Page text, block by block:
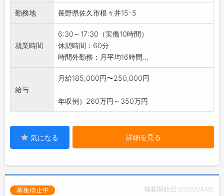
安心！
【資格取得サポートあり】
・免許をお持ちでない方は、入社後に会社負担
で取得可能なのでご安心ください♪
【うれしい週4日勤務♪（土日＋平日1日休
み）】
め、無理なく働ける勤務スタイルです。
・日常生活で使われる製品づくりに携われる、
【企業について】
◇社会に貢献する企業活動
・『プラスチックで豊かな社会を創造する』こ
勤務地 長野県佐久市根々井15-5
就業時間
6:30～17:30（実働10時間）
休憩時間：60分
時間外勤務：月平均16時間...
給与
月給185,000円〜250,000円
年収例）260万円～350万円
気になる 詳細を見る
掲載開始日:2026/04/05
募集停止中